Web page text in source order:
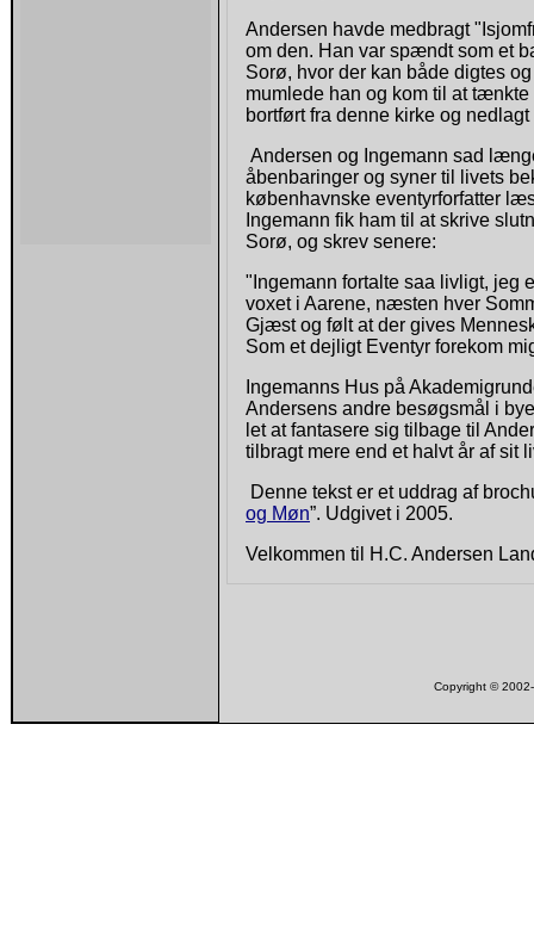
Andersen havde medbragt
om den. Han var spændt som et
Sorø, hvor der kan både digtes
mumlede han og kom til at
bortført fra denne kirke og
Andersen og Ingemann sad
åbenbaringer og syner til livets
københavnske eventyrforfatter
Ingemann fik ham til at skrive
Sorø, og skrev senere:
"Ingemann fortalte saa livligt, jeg
voxet i Aarene, næsten hver
Gjæst og følt at der gives
Som et dejligt Eventyr forekom
Ingemanns Hus på
Andersens andre besøgsmål i
let at fantasere sig tilbage til
tilbragt mere end et halvt år af sit
Denne tekst er et uddrag af
og Møn”. Udgivet i 2005.
Velkommen til H.C. Andersen
Copyright ©